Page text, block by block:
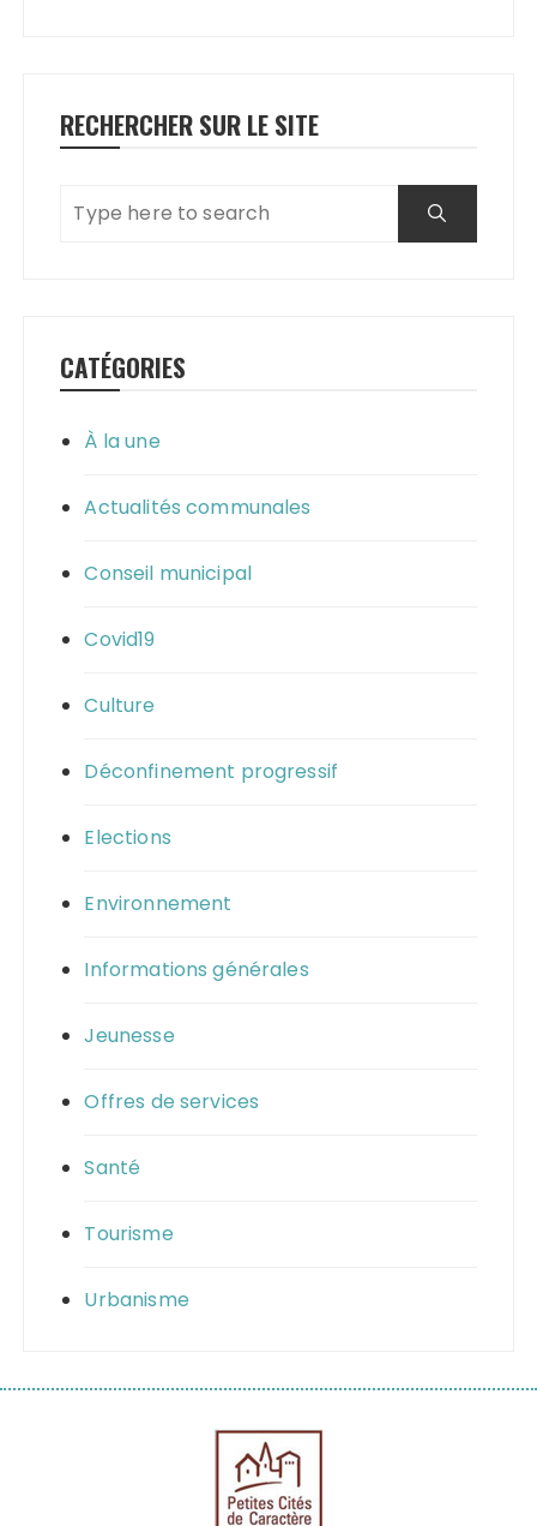
RECHERCHER SUR LE SITE
CATÉGORIES
À la une
Actualités communales
Conseil municipal
Covid19
Culture
Déconfinement progressif
Elections
Environnement
Informations générales
Jeunesse
Offres de services
Santé
Tourisme
Urbanisme